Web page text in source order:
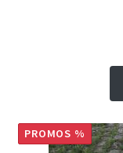
PROMOS %